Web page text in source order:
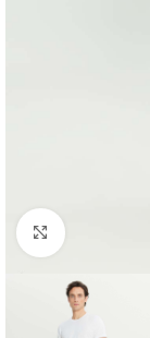
Click to